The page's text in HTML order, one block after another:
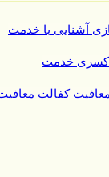
با خدمت
خدمت
کفالتمعافیت